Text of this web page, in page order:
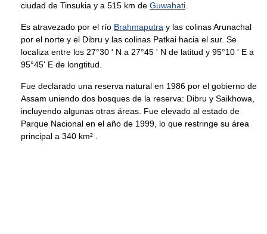
ciudad de Tinsukia y a 515 km de Guwahati
Es atravezado por el río Brahmaputra y las colinas Arunachal
por el norte y el Dibru y las colinas Patkai hacia el sur. Se
localiza entre los 27°30 ' N a 27°45 ' N de latitud y 95°10 ' E a
95°45' E de longtitud.
Fue declarado una reserva natural en 1986 por el gobierno de
Assam uniendo dos bosques de la reserva: Dibru y Saikhowa,
incluyendo algunas otras áreas. Fue elevado al estado de
Parque Nacional en el año de 1999, lo que restringe su área
principal a 340 km² .